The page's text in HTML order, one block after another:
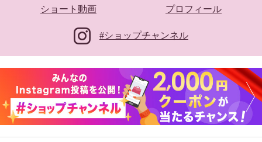
ショート動画 プロフィール
#ショップチャンネル